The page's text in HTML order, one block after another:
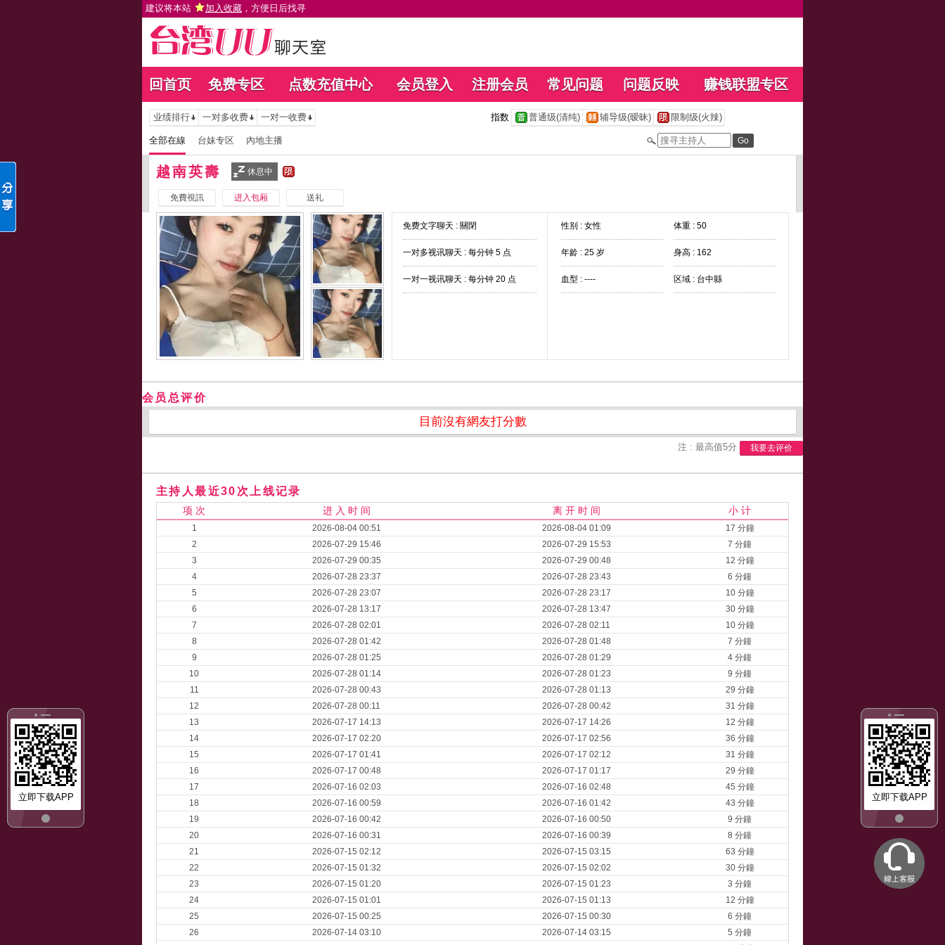
建议将本站 加入收藏 ，方便日后找寻
回首页 免费专区 点数充值中心 会员登入 注册会员 常见问题 问题反映 赚钱联盟专区
立即下载APP
立即下载APP
业绩排行 一对多收费 一对一收费 指数 普通级(清纯) 辅导级(暧昧) 限制级(火辣)
全部在線 台妹专区 內地主播
越南英壽 休息中
免費視訊 进入包厢 送礼
免费文字聊天 : 關閉
一对多视讯聊天 : 每分钟 5 点
一对一视讯聊天 : 每分钟 20 点
性别 : 女性 体重 : 50
年龄 : 25 岁 身高 : 162
血型 : ---- 区域 : 台中縣
会员总评价
目前沒有網友打分數
注 : 最高值5分 我要去评价
主持人最近30次上线记录
项 次 进 入 时 间 离 开 时 间 小 计
1 2026-08-04 00:51 2026-08-04 01:09
17 分鐘
2
2026-07-29 15:46 2026-07-29 15:53
7 分鐘
3
2026-07-29 00:35 2026-07-29 00:48
12 分鐘
4
2026-07-28 23:37 2026-07-28 23:43
6 分鐘
5
2026-07-28 23:07 2026-07-28 23:17
10 分鐘
6
2026-07-28 13:17 2026-07-28 13:47
30 分鐘
7
2026-07-28 02:01 2026-07-28 02:11
10 分鐘
8
2026-07-28 01:42 2026-07-28 01:48
7 分鐘
9
2026-07-28 01:25 2026-07-28 01:29
4 分鐘
10
2026-07-28 01:14 2026-07-28 01:23
9 分鐘
11
2026-07-28 00:43 2026-07-28 01:13
29 分鐘
12
2026-07-28 00:11 2026-07-28 00:42
31 分鐘
13
2026-07-17 14:13 2026-07-17 14:26
12 分鐘
14
2026-07-17 02:20 2026-07-17 02:56
36 分鐘
15
2026-07-17 01:41 2026-07-17 02:12
31 分鐘
16
2026-07-17 00:48 2026-07-17 01:17
29 分鐘
17
2026-07-16 02:03 2026-07-16 02:48
45 分鐘
18
2026-07-16 00:59 2026-07-16 01:42
43 分鐘
19
2026-07-16 00:42 2026-07-16 00:50
9 分鐘
20
2026-07-16 00:31 2026-07-16 00:39
8 分鐘
21
2026-07-15 02:12 2026-07-15 03:15
63 分鐘
22
2026-07-15 01:32 2026-07-15 02:02
30 分鐘
23
2026-07-15 01:20 2026-07-15 01:23
3 分鐘
24
2026-07-15 01:01 2026-07-15 01:13
12 分鐘
25
2026-07-15 00:25 2026-07-15 00:30
6 分鐘
26
2026-07-14 03:10 2026-07-14 03:15
5 分鐘